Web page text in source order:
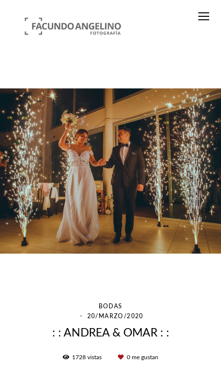
BODAS
20/MARZO/2020
: : ANDREA & OMAR : :
1728 vistas 0 me gustan